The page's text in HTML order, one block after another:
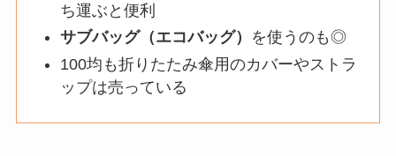
ち運ぶと便利
サブバッグ（エコバッグ） を使うのも◎
100均も折りたたみ傘用のカバーやストラ
ップは売っている